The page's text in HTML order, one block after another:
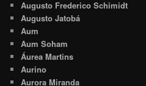
Augusto Frederico Schimidt
Augusto Jatobá
Aum
Aum Soham
Áurea Martins
Aurino
Aurora Miranda